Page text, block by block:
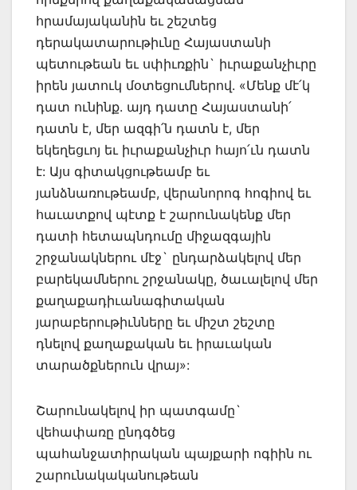
հրամայականին եւ շեշտեց
դերակատարութիւնը Հայաստանի
պետութեան եւ սփիւռքին` իւրաքանչիւրը
իրեն յատուկ մօտեցումներով. «Մենք մէ՛կ
դատ ունինք. այդ դատը Հայաստանի՛
դատն է, մեր ազգի՛ն դատն է, մեր
եկեղեցւոյ եւ իւրաքանչիւր հայո՛ւն դատն
է: Այս գիտակցութեամբ եւ
յանձնառութեամբ, վերանորոգ հոգիով եւ
հաւատքով պէտք է շարունակենք մեր
դատի հետապնդումը միջազգային
շրջանակներու մէջ` ընդարձակելով մեր
բարեկամներու շրջանակը, ծաւալելով մեր
քաղաքադիւանագիտական
յարաբերութիւնները եւ միշտ շեշտը
դնելով քաղաքական եւ իրաւական
տարածքներուն վրայ»:
Շարունակելով իր պատգամը`
վեհափառը ընդգծեց
պահանջատիրական պայքարի ոգիին ու
շարունակականութեան